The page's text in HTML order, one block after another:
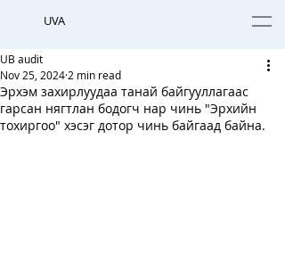
UVA
Эрхэм захирлуудаа танай байгууллагаас
гарсан нягтлан бодогч нар чинь "Эрхийн
тохиргоо" хэсэг дотор чинь байгаад байна.
UB audit
Nov 25, 2024 2 min read